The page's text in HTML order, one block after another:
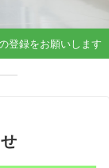
登録をお願いします